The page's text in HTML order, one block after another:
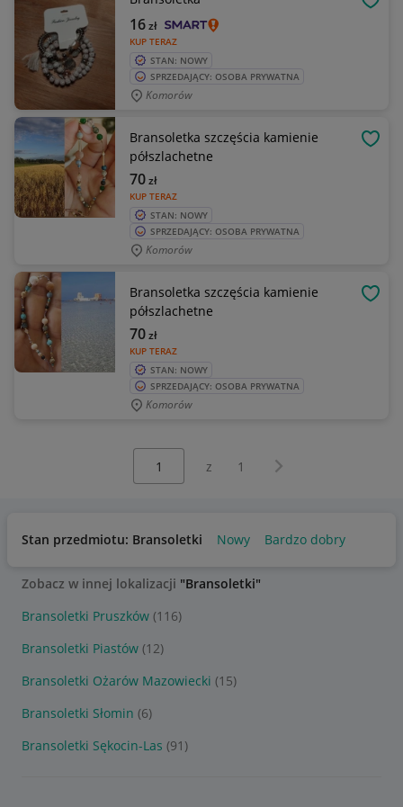
KUP TERAZ
16zł
STAN: NOWY
SPRZEDAJĄCY: OSOBA PRYWATNA
Komorów
Bransoletka szczęścia kamienie
półszlachetne
KUP TERAZ
70zł
STAN: NOWY
SPRZEDAJĄCY: OSOBA PRYWATNA
Komorów
Bransoletka szczęścia kamienie
półszlachetne
KUP TERAZ
70zł
STAN: NOWY
SPRZEDAJĄCY: OSOBA PRYWATNA
Komorów
z 1 Następna strona
Stan przedmiotu: Bransoletki Nowy Bardzo dobry
Zobacz w innej lokalizacji "Bransoletki"
Bransoletki Pruszków (116)
Bransoletki Piastów (12)
Bransoletki Ożarów Mazowiecki (15)
Bransoletki Słomin (6)
Bransoletki Sękocin-Las (91)